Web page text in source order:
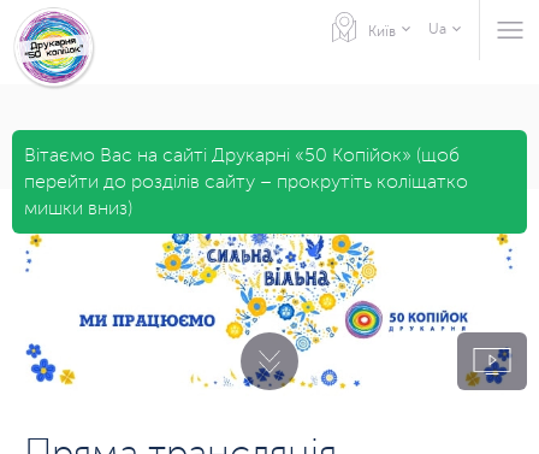
Пряма трансляція
Київ
Ua
Вітаємо Вас на сайті Друкарні «50 Копійок» (щоб
перейти до розділів сайту – прокрутіть коліщатко
мишки вниз)